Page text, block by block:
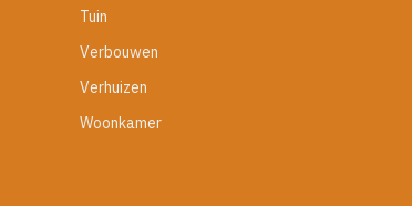
Tuin
Verbouwen
Verhuizen
Woonkamer